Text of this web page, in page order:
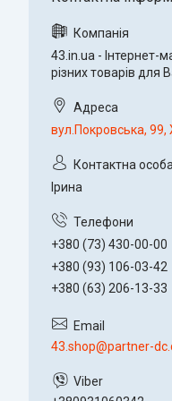
43.in.ua - Інтернет-
різних товарів
вул.Покровська,
Ірина
+380 (73) 430-00-00
+380 (93) 106-03-42
+380 (63) 206-13-33
43.shop@partner-